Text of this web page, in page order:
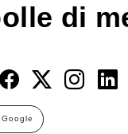
di